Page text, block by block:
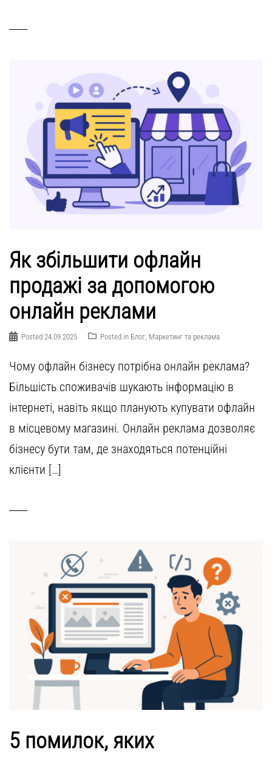
Як збільшити офлайн
продажі за допомогою
онлайн реклами
Posted 24.09.2025 Posted in Блог Маркетинг та реклама
Чому офлайн бізнесу потрібна онлайн реклама?
Більшість споживачів шукають інформацію в
інтернеті, навіть якщо планують купувати офлайн
в місцевому магазині. Онлайн реклама дозволяє
бізнесу бути там, де знаходяться потенційні
клієнти […]
5 помилок, яких